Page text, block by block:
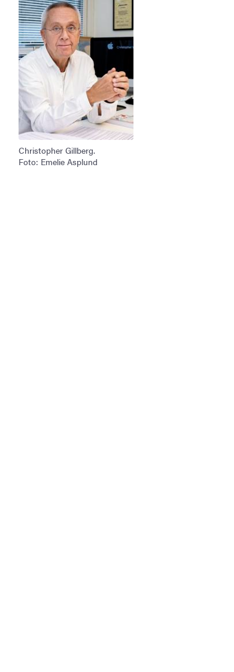
Christopher Gillberg.
Foto: Emelie Asplund